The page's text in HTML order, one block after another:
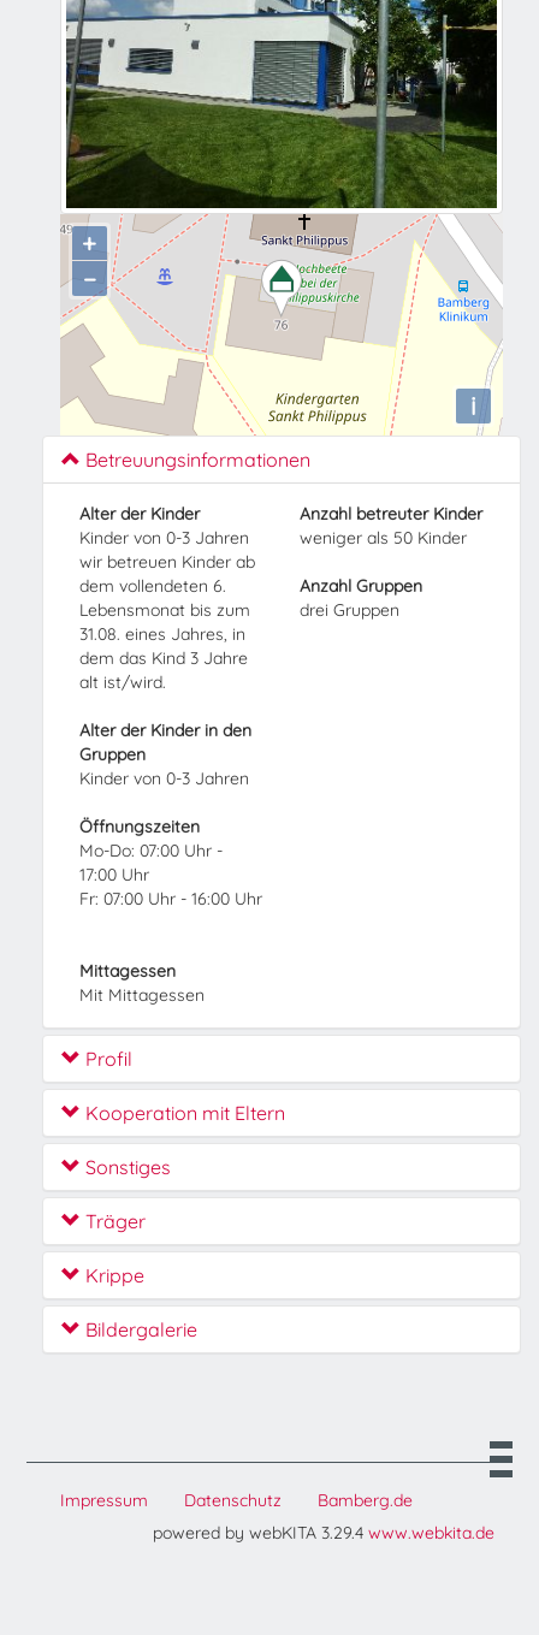
+
−
i
Betreuungsinformationen
Alter der Kinder
Kinder von 0-3 Jahren
wir betreuen Kinder ab
dem vollendeten 6.
Lebensmonat bis zum
31.08. eines Jahres, in
dem das Kind 3 Jahre
alt ist/wird.
Alter der Kinder in den
Gruppen
Kinder von 0-3 Jahren
Anzahl betreuter Kinder
weniger als 50 Kinder
Anzahl Gruppen
drei Gruppen
Öffnungszeiten
Mo-Do: 07:00 Uhr -
17:00 Uhr
Fr: 07:00 Uhr - 16:00 Uhr
Mittagessen
Mit Mittagessen
Profil
Kooperation mit Eltern
Sonstiges
Träger
Krippe
Bildergalerie
Impressum Datenschutz
Bamberg.de
powered by webKITA 3.29.4 www.webkita.de